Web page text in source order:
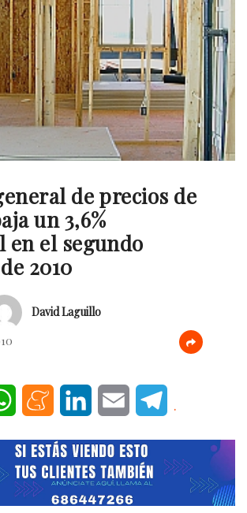
de precios de
un 3,6%
el segundo
2010
David Laguillo
WhatsAppMeneameLinkedInEmail .